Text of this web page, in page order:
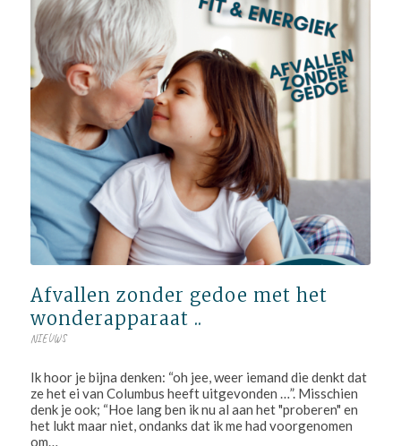
Afvallen zonder gedoe met het
wonderapparaat ..
NIEUWS
Ik hoor je bijna denken: “oh jee, weer iemand die denkt dat
ze het ei van Columbus heeft uitgevonden …”. Misschien
denk je ook; “Hoe lang ben ik nu al aan het "proberen" en
het lukt maar niet, ondanks dat ik me had voorgenomen
om…